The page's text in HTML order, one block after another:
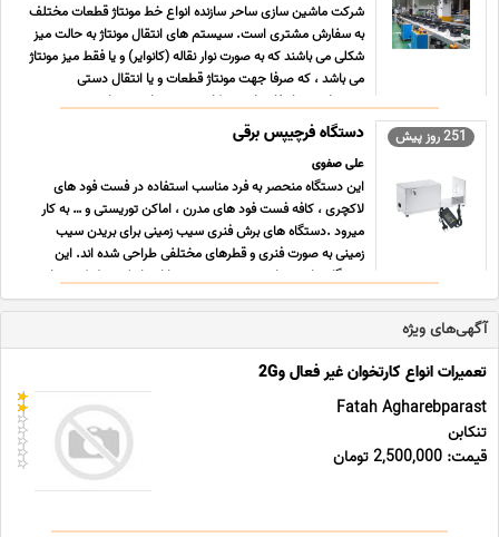
شرکت ماشین سازی ساحر سازنده انواع خط مونتاژ قطعات مختلف
به سفارش مشتری است. سیستم های انتقال مونتاژ به حالت میز
شکلی می باشند که به صورت نوار نقاله (کانوایر) و یا فقط میز مونتاژ
می باشد ، که صرفا جهت مونتاژ قطعات و یا انتقال دستی
محصولات در ارتفاع ثابت به کار می روند ، این نوع از ... ...
251 روز پیش دستگاه فرچیپس برقی
علی صفوی
این دستگاه منحصر به فرد مناسب استفاده در فست فود های
لاکچری ، کافه فست فود های مدرن ، اماکن توریستی و … به کار
میرود .دستگاه های برش فنری سیب زمینی برای بریدن سیب
زمینی به صورت فنری و قطرهای مختلفی طراحی شده اند. این
دستگاه ها می توانند به صورت دستی یا اتوماتیک عمل کنند و از
تکنو ... ...
آگهی‌های ویژه
تعمیرات انواع کارتخوان غیر فعال و2G
Fatah Agharebparast
تنکابن
قیمت: 2,500,000 تومان